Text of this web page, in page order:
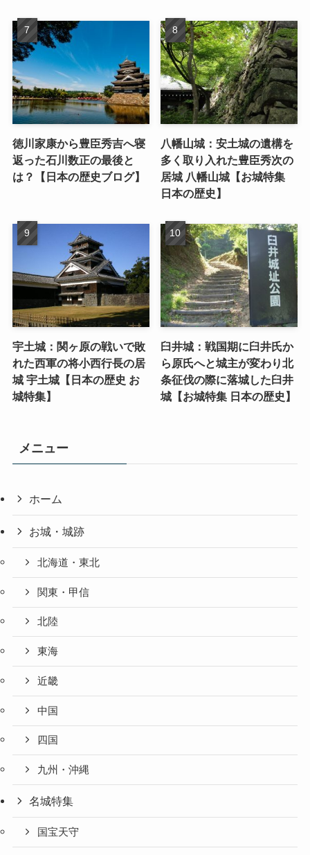
徳川家康から豊臣秀吉へ寝
返った石川数正の最後と
は？【日本の歴史ブログ】
八幡山城：安土城の遺構を
多く取り入れた豊臣秀次の
居城 八幡山城【お城特集
日本の歴史】
宇土城：関ヶ原の戦いで敗
れた西軍の将小西行長の居
城 宇土城【日本の歴史 お
城特集】
臼井城：戦国期に臼井氏か
ら原氏へと城主が変わり北
条征伐の際に落城した臼井
城【お城特集 日本の歴史】
メニュー
ホーム
お城・城跡
北海道・東北
関東・甲信
北陸
東海
近畿
中国
四国
九州・沖縄
名城特集
国宝天守